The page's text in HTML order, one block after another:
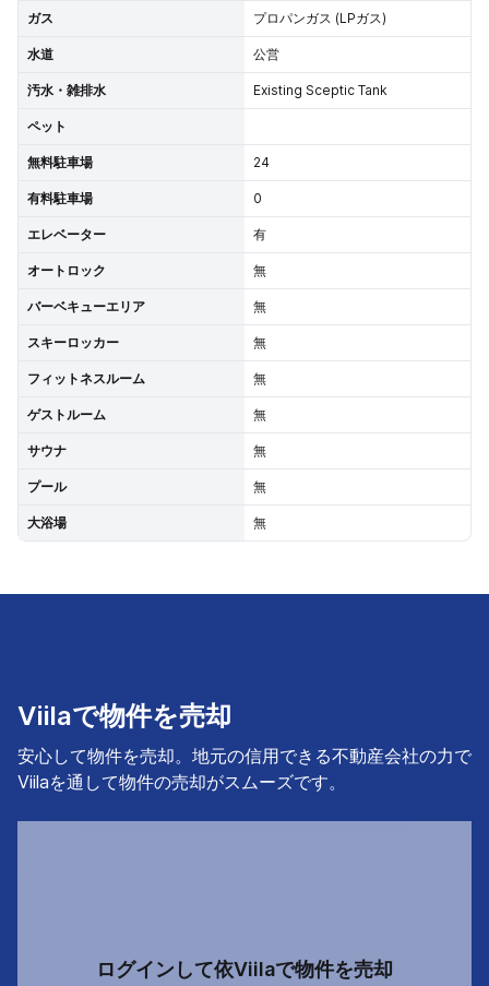
ガス プロパンガス (LPガス)
水道 公営
汚水・雑排水 Existing Sceptic Tank
ペット
無料駐車場 24
有料駐車場 0
エレベーター 有
オートロック 無
バーベキューエリア 無
スキーロッカー 無
フィットネスルーム 無
ゲストルーム 無
サウナ 無
プール 無
大浴場 無
Viilaで物件を売却
安心して物件を売却。地元の信用できる不動産会社の力で
Viilaを通して物件の売却がスムーズです。
ログインして依Viilaで物件を売却